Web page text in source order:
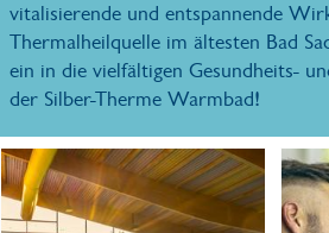
vitalisierende und entspannende
Thermalheilquelle im ältesten Bad
ein in die vielfältigen Gesundheits-
der Silber-Therme Warmbad!